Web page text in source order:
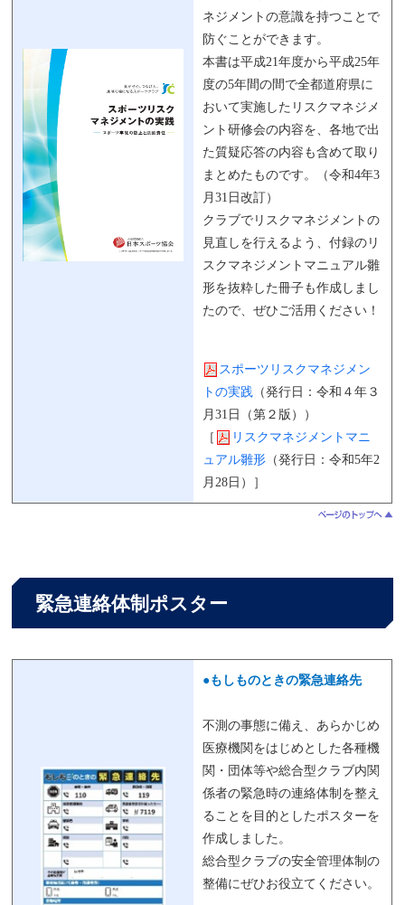
ネジメントの意識を持つことで
防ぐことができます。
本書は平成21年度から平成25年
度の5年間の間で全都道府県に
おいて実施したリスクマネジメ
ント研修会の内容を、各地で出
た質疑応答の内容も含めて取り
まとめたものです。（令和4年3
月31日改訂）
クラブでリスクマネジメントの
見直しを行えるよう、付録のリ
スクマネジメントマニュアル雛
形を抜粋した冊子も作成しまし
たので、ぜひご活用ください！
スポーツリスクマネジメン
トの実践 （発行日：令和４年３
月31日（第２版））
［
リスクマネジメントマニ
ュアル雛形 （発行日：令和5年2
月28日）］
緊急連絡体制ポスター
●もしものときの緊急連絡先
不測の事態に備え、あらかじめ
医療機関をはじめとした各種機
関・団体等や総合型クラブ内関
係者の緊急時の連絡体制を整え
ることを目的としたポスターを
作成しました。
総合型クラブの安全管理体制の
整備にぜひお役立てください。